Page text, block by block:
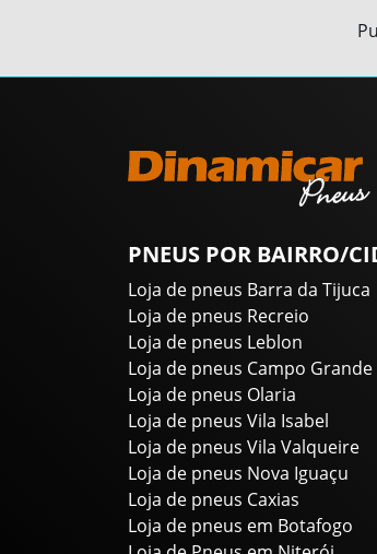
PNEUS POR BAIRRO/
Loja de pneus Barra da Tijuca
Loja de pneus Recreio
Loja de pneus Leblon
Loja de pneus Campo Grande
Loja de pneus Olaria
Loja de pneus Vila Isabel
Loja de pneus Vila Valqueire
Loja de pneus Nova Iguaçu
Loja de pneus Caxias
Loja de pneus em Botafogo